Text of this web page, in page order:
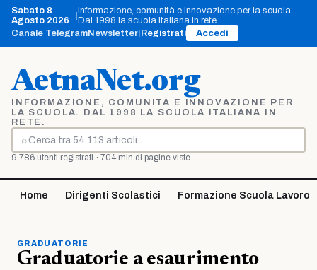
Vai
contenuto
Sabato 8
Agosto 2026
Informazione, comunità e innovazione per la scuola.
Dal 1998 la scuola italiana in rete.
Canale TelegramNewsletter Registrati Accedi
AetnaNet.org
INFORMAZIONE, COMUNITÀ E INNOVAZIONE PER
LA SCUOLA. DAL 1998 LA SCUOLA ITALIANA IN
RETE.
⌕
Cerca
9.786 utenti registrati · 704 mln di pagine viste
Home Dirigenti Scolastici Formazione Scuola Lavoro
GRADUATORIE
Graduatorie a esaurimento